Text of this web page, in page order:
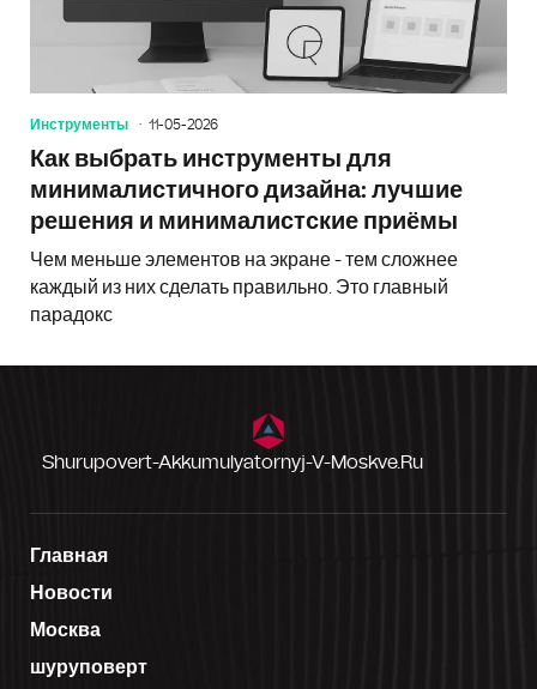
Инструменты 11-05-2026
Как выбрать инструменты для
минималистичного дизайна: лучшие
решения и минималистские приёмы
Чем меньше элементов на экране - тем сложнее
каждый из них сделать правильно. Это главный
парадокс
Shurupovert-Akkumulyatornyj-V-Moskve.ru
Главная
Новости
Москва
шуруповерт